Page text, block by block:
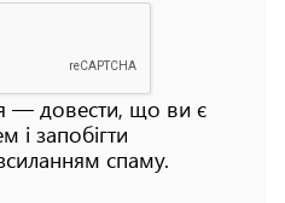
— довести, що ви є
і запобігти
спаму.